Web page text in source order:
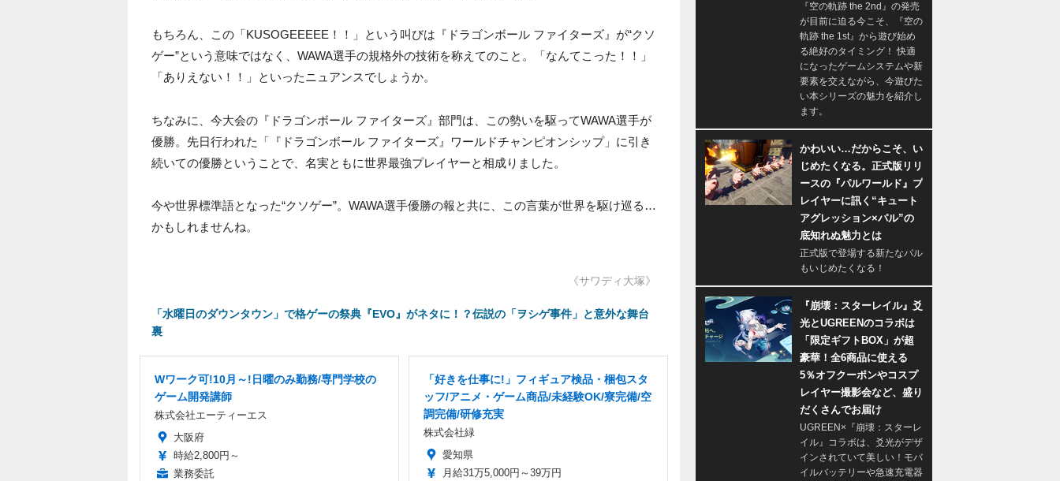
もちろん、この「KUSOGEEEEE！！」という叫びは『ドラゴンボール ファイターズ』が“クソ
ゲー”という意味ではなく、WAWA選手の規格外の技術を称えてのこと。「なんてこった！！」
「ありえない！！」といったニュアンスでしょうか。
ちなみに、今大会の『ドラゴンボール ファイターズ』部門は、この勢いを駆ってWAWA選手が
優勝。先日行われた「『ドラゴンボール ファイターズ』ワールドチャンピオンシップ」に引き
続いての優勝ということで、名実ともに世界最強プレイヤーと相成りました。
今や世界標準語となった“クソゲー”。WAWA選手優勝の報と共に、この言葉が世界を駆け巡る…
かもしれませんね。
《サワディ大塚》
「水曜日のダウンタウン」で格ゲーの祭典『EVO』がネタに！？伝説の「ヲシゲ事件」と意外な舞台
裏
Wワーク可!10月～!日曜のみ勤務/専門学校の
ゲーム開発講師
株式会社エーティーエス
大阪府
時給2,800円～
業務委託
「好きを仕事に!」フィギュア検品・梱包スタ
ッフ/アニメ・ゲーム商品/未経験OK/寮完備/空
調完備/研修充実
株式会社緑
愛知県
月給31万5,000円～39万円
『空の軌跡 the 2nd』の発売
が目前に迫る今こそ、『空の
軌跡 the 1st』から遊び始め
る絶好のタイミング！ 快適
になったゲームシステムや新
要素を交えながら、今遊びた
い本シリーズの魅力を紹介し
ます。
かわいい…だからこそ、い
じめたくなる。正式版リリ
ースの『パルワールド』プ
レイヤーに訊く“キュート
アグレッション×パル”の
底知れぬ魅力とは
正式版で登場する新たなパル
もいじめたくなる！
『崩壊：スターレイル』爻
光とUGREENのコラボは
「限定ギフトBOX」が超
豪華！全6商品に使える
5％オフクーポンやコスプ
レイヤー撮影会など、盛り
だくさんでお届け
UGREEN×『崩壊：スターレ
イル』コラボは、爻光がデザ
インされていて美しい！モバ
イルバッテリーや急速充電器